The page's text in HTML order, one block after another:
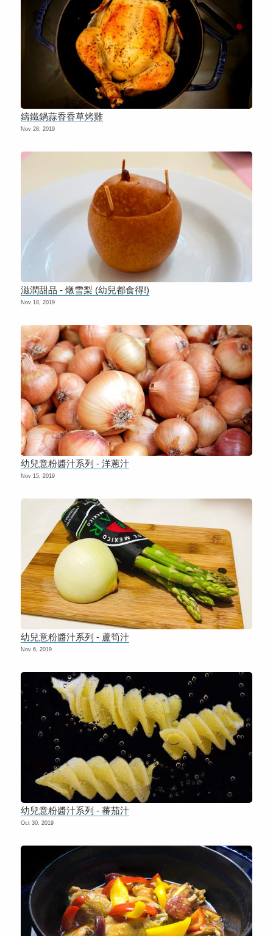
鑄鐵鍋蒜香香草烤雞
Nov 28, 2019
滋潤甜品 - 燉雪梨 (幼兒都食得!)
Nov 18, 2019
幼兒意粉醬汁系列 - 洋蔥汁
Nov 15, 2019
幼兒意粉醬汁系列 - 蘆筍汁
Nov 6, 2019
幼兒意粉醬汁系列 - 蕃茄汁
Oct 30, 2019